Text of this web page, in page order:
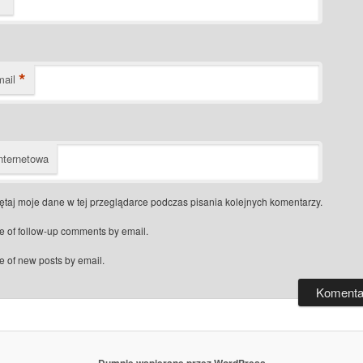
*
moje dane w tej przeglądarce podczas pisania kolejnych komentarzy.
of follow-up comments by email.
of new posts by email.